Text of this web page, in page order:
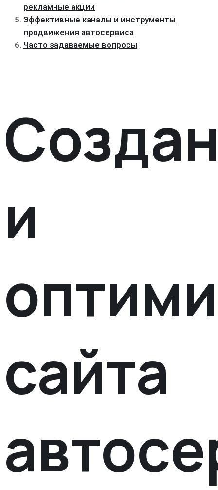
рекламные акции
Эффективные каналы и инструменты
продвижения автосервиса
Часто задаваемые вопросы
и
сайта